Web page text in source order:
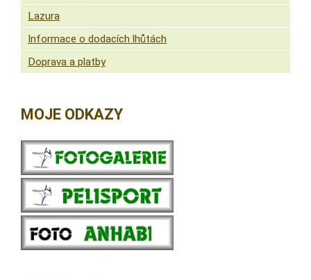
Lazura
Informace o dodacích lhůtách
Doprava a platby
MOJE ODKAZY